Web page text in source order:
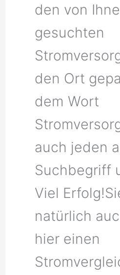
den von
gesuchten
den Ort
dem Wort
auch jeden
Suchbegriff
Viel
natürlich
hier einen